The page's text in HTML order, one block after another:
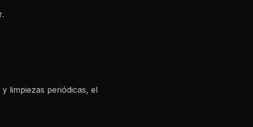
y limpiezas periódicas, el